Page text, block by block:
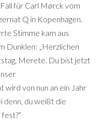
für Carl Mørck vom
Q in Kopenhagen.
Stimme kam aus
Dunklen: „Herzlichen
Merete. Du bist jetzt
wird von nun an ein Jahr
denn, du weißt die